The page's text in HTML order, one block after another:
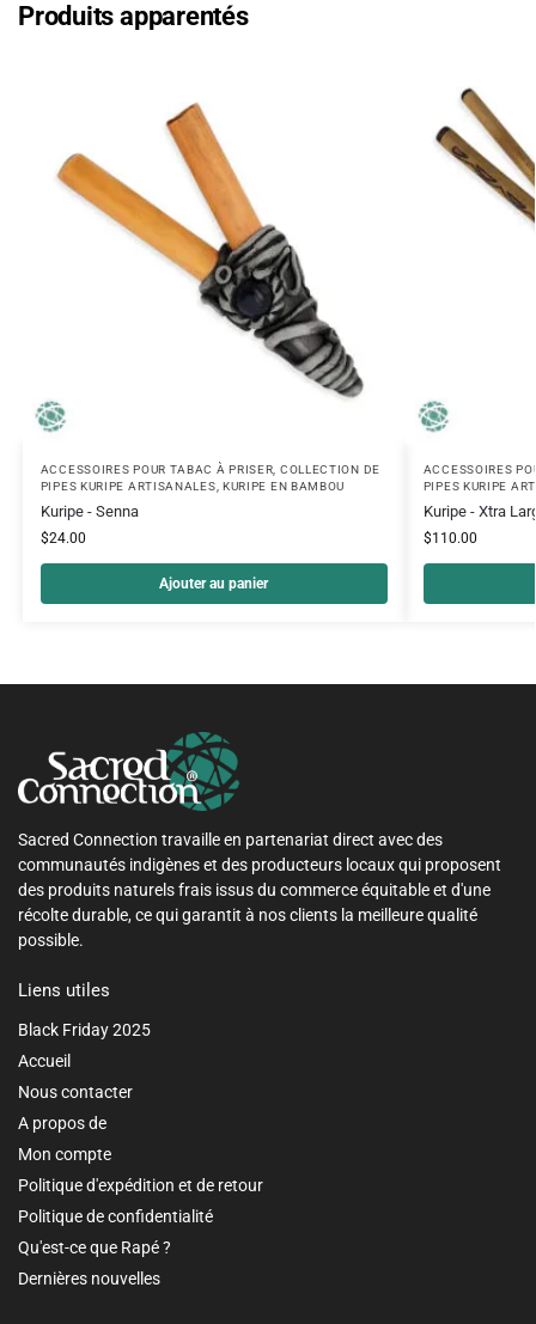
Produits apparentés
ACCESSOIRES POUR TABAC À PRISER, COLLECTION DE
PIPES KURIPE ARTISANALES, KURIPE EN BAMBOU
Kuripe - Senna
$24.00
Ajouter au panier
ACCESSOIRES
PIPES KURIPE
Kuripe - Xtra
$110.00
Sacred Connection travaille en partenariat direct avec des
communautés indigènes et des producteurs locaux qui proposent
des produits naturels frais issus du commerce équitable et d'une
récolte durable, ce qui garantit à nos clients la meilleure qualité
possible.
Liens utiles
Black Friday 2025
Accueil
Nous contacter
A propos de
Mon compte
Politique d'expédition et de retour
Politique de confidentialité
Qu'est-ce que Rapé ?
Dernières nouvelles